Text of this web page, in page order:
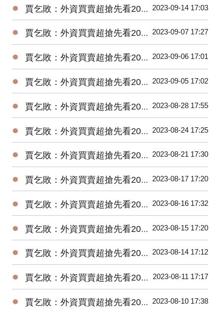
● 賈乞敗：外資買賣超搶先看20230914 2023-09-14 17:03
● 賈乞敗：外資買賣超搶先看20230907 2023-09-07 17:27
● 賈乞敗：外資買賣超搶先看20230906 2023-09-06 17:01
● 賈乞敗：外資買賣超搶先看20230905 2023-09-05 17:02
● 賈乞敗：外資買賣超搶先看20230828 2023-08-28 17:55
● 賈乞敗：外資買賣超搶先看20230824 2023-08-24 17:25
● 賈乞敗：外資買賣超搶先看20230821 2023-08-21 17:30
● 賈乞敗：外資買賣超搶先看20230817 2023-08-17 17:20
● 賈乞敗：外資買賣超搶先看20230816 2023-08-16 17:32
● 賈乞敗：外資買賣超搶先看20230815 2023-08-15 17:20
● 賈乞敗：外資買賣超搶先看20230814 2023-08-14 17:12
● 賈乞敗：外資買賣超搶先看20230811 2023-08-11 17:17
● 賈乞敗：外資買賣超搶先看20230810 2023-08-10 17:38